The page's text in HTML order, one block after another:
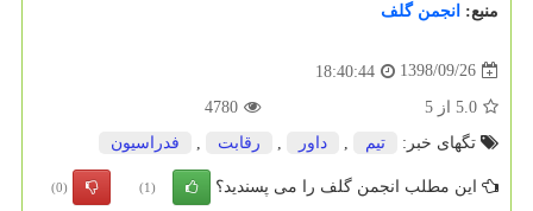
منبع: انجمن گلف
1398/09/26
18:40:44
5.0 از 5
4780
تگهای خبر:
تیم داور رقابت فدراسیون
این مطلب انجمن گلف را می پسندید؟ (1)
(0)